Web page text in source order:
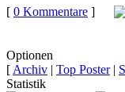
[ 0 Kommentare ]
Optionen
[ Archiv | Top Poster|
Statistik